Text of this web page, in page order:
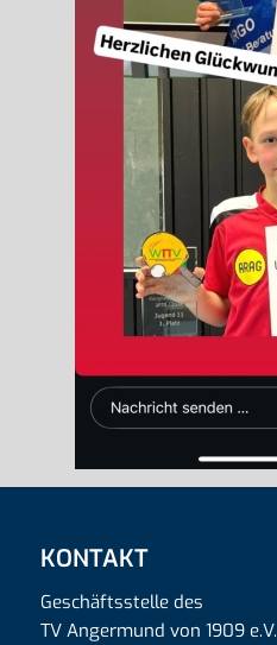
KONTAKT
Geschäftsstelle des
TV Angermund von 1909 e.V.